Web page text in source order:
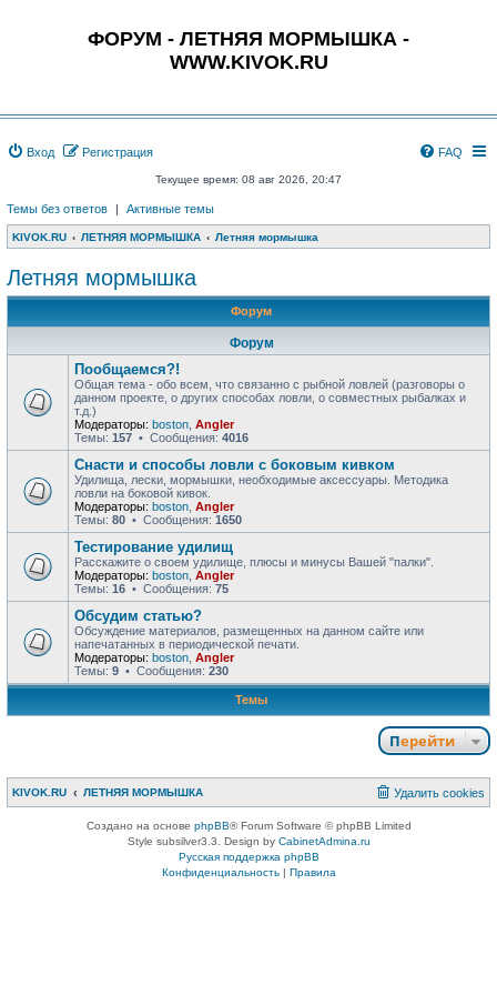
ФОРУМ - ЛЕТНЯЯ МОРМЫШКА -
WWW.KIVOK.RU
Вход Регистрация FAQ
Текущее время: 08 авг 2026, 20:47
Темы без ответов | Активные темы
KIVOK.RU ЛЕТНЯЯ МОРМЫШКА Летняя мормышка
Летняя мормышка
Форум
Форум
Пообщаемся?!
Общая тема - обо всем, что связанно с рыбной ловлей (разговоры о
данном проекте, о других способах ловли, о совместных рыбалках и
т.д.)
Модераторы: boston Angler
Темы: 157 • Сообщения: 4016
Снасти и способы ловли с боковым кивком
Удилища, лески, мормышки, необходимые аксессуары. Методика
ловли на боковой кивок.
Модераторы: boston Angler
Темы: 80 • Сообщения: 1650
Тестирование удилищ
Расскажите о своем удилище, плюсы и минусы Вашей "палки".
Модераторы: boston Angler
Темы: 16 • Сообщения: 75
Обсудим статью?
Обсуждение материалов, размещенных на данном сайте или
напечатанных в периодической печати.
Модераторы: boston Angler
Темы: 9 • Сообщения: 230
Темы
Перейти
KIVOK.RU ЛЕТНЯЯ МОРМЫШКА Удалить cookies
Создано на основе phpBB® Forum Software © phpBB Limited
Style subsilver3.3. Design by CabinetAdmina.ru
Русская поддержка phpBB
Конфиденциальность| Правила